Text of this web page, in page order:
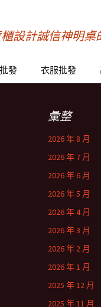
設計誠信神明
發 衣服批發
彙整
2026 年 8 月
2026 年 7 月
2026 年 6 月
2026 年 5 月
2026 年 4 月
2026 年 3 月
2026 年 2 月
2026 年 1 月
2025 年 12 月
2025 年 11 月